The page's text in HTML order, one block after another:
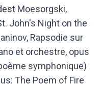
Moesorgski,
John's Night on the
Rapsodie sur
et orchestre, opus
symphonique)
The Poem of Fire